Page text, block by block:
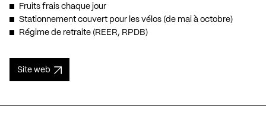
Fruits frais chaque jour
Stationnement couvert pour les vélos (de mai à octobre)
Régime de retraite (REER, RPDB)
Site web